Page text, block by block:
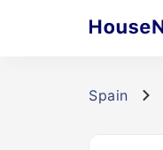
Spain